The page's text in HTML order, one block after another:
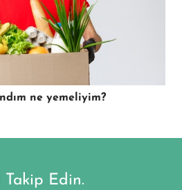
ne yemeliyim?
Takip Edin.